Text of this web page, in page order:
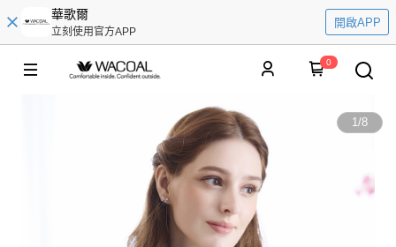
華歌爾
立刻使用官方APP
開啟APP
0
1/8